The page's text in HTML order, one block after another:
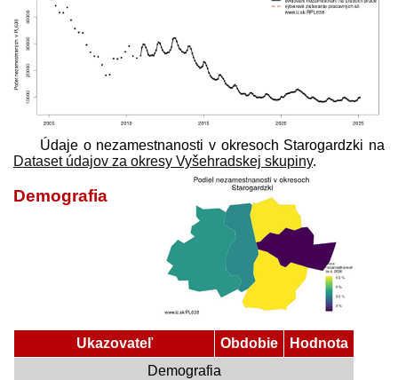
Údaje o nezamestnanosti v okresoch Starogardzki na
Dataset údajov za okresy Vyšehradskej skupiny.
Demografia
Ukazovateľ Obdobie
Hodnota
Demografia